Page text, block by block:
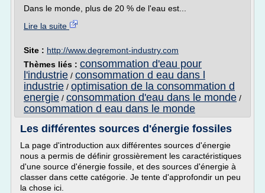
Dans le monde, plus de 20 % de l'eau est...
Lire la suite
Site : http://www.degremont-industry.com
Thèmes liés : consommation d'eau pour
l'industrie / consommation d eau dans l
industrie / optimisation de la consommation d
energie / consommation d'eau dans le monde /
consommation d eau dans le monde
Les différentes sources d'énergie fossiles
La page d'introduction aux différentes sources d'énergie
nous a permis de définir grossièrement les caractéristiques
d'une source d'énergie fossile, et des sources d'énergie à
classer dans cette catégorie. Je tente d'approfondir un peu
la chose ici.